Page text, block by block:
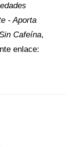
- Aporta
Cafeína,
enlace: